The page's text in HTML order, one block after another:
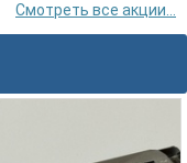
Смотреть все акции...